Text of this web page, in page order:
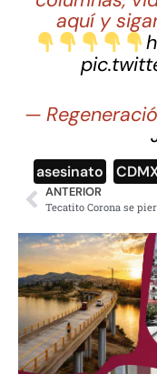
aquí y
—
asesinato
ANTERIOR